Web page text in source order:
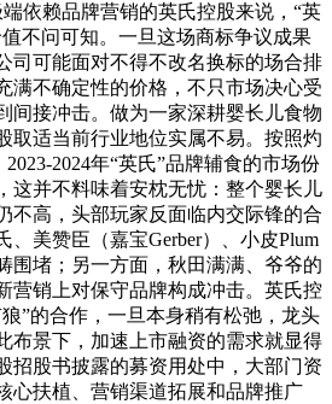
依赖品牌营销的英氏控股来说，“英
不问可知。一旦这场商标争议成果
司可能面对不得不改名换标的场合排
满不确定性的价格，不只市场决心受
间接冲击。做为一家深耕婴长儿食物
取适当前行业地位实属不易。按照灼
2024年“英氏”品牌辅食的市场份
这并不料味着安枕无忧：整个婴长儿
不高，头部玩家反面临内交际锋的合
、美赞臣（嘉宝Gerber）、小皮Plum
围堵；另一方面，秋田满满、爷爷的
营销上对保守品牌构成冲击。英氏控
”的合作，一旦本身稍有松弛，龙头
布景下，加速上市融资的需求就显得
招股书披露的募资用处中，大部门资
心扶植、营销渠道拓展和品牌推广